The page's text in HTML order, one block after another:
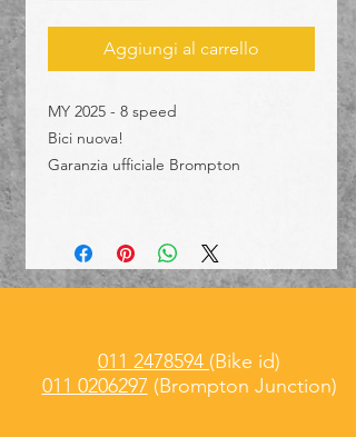
Aggiungi al carrello
MY 2025 - 8 speed
Bici nuova!
Garanzia ufficiale Brompton
011 2478594 (Bike id)
011 0206297 (Brompton Junction)